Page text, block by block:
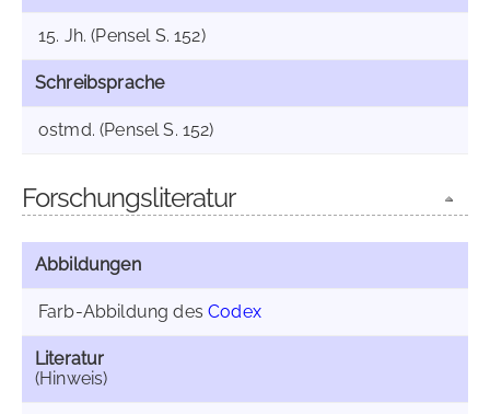
15. Jh. (Pensel S. 152)
Schreibsprache
ostmd. (Pensel S. 152)
Forschungsliteratur
Abbildungen
Farb-Abbildung desCodex
Literatur
(Hinweis)